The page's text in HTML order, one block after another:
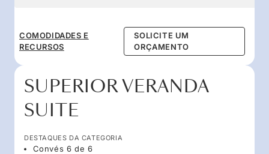
COMODIDADES E
RECURSOS
SOLICITE UM
ORÇAMENTO
SUPERIOR VERANDA
SUITE
DESTAQUES DA CATEGORIA
Convés 6 de 6